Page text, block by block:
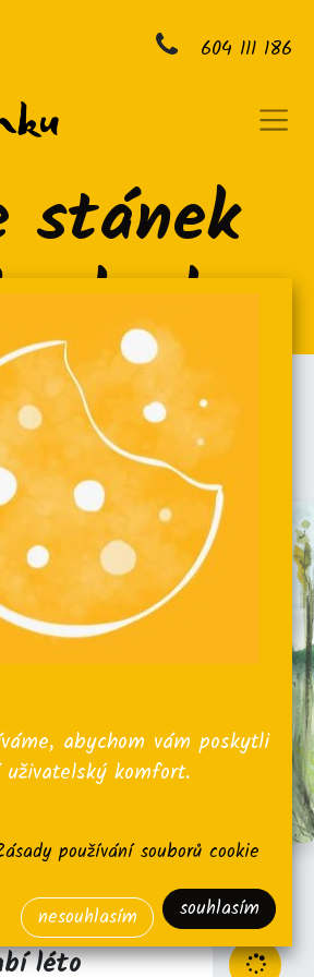
604 111 186
stánek
bude
září
2024
MARKET
léto
abychom vám poskytli
uživatelský komfort.
používání souborů cookie
nesouhlasím souhlasím